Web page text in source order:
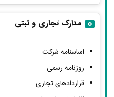
مدارک تجاری و ثبتی
اساسنامه شرکت
روزنامه رسمی
قراردادهای تجاری